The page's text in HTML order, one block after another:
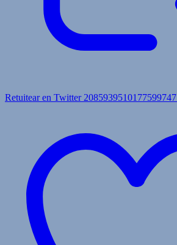
Retuitear en Twitter 2085939510177599747